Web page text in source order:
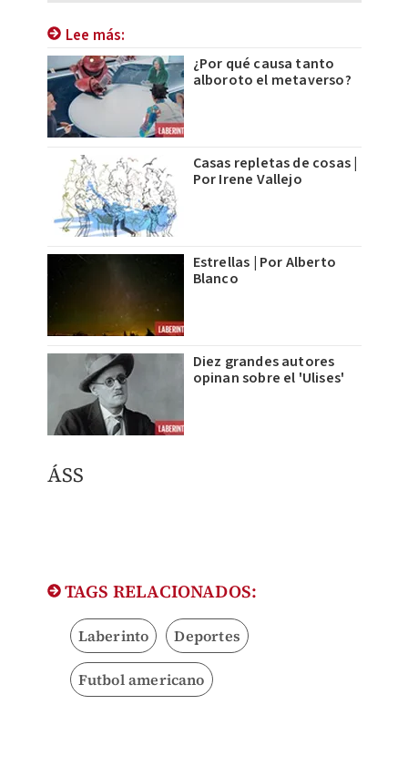
Lee más:
¿Por qué causa tanto
alboroto el metaverso?
Casas repletas de cosas |
Por Irene Vallejo
Estrellas | Por Alberto
Blanco
Diez grandes autores
opinan sobre el 'Ulises'
ÁSS
TAGS RELACIONADOS:
Laberinto Deportes
Futbol americano